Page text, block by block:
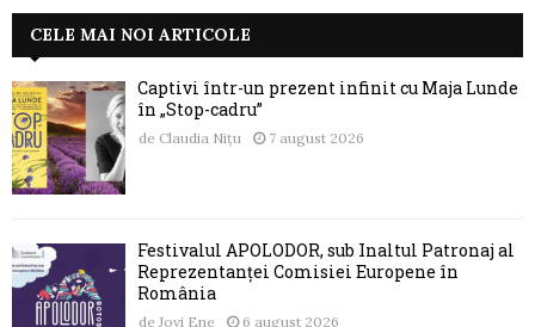
CELE MAI NOI ARTICOLE
Captivi într-un prezent infinit cu Maja Lunde
în „Stop-cadru”
de Claudia Nițu 7 august 2026
Festivalul APOLODOR, sub Înaltul Patronaj al
Reprezentanței Comisiei Europene în
România
de Jovi Ene 6 august 2026